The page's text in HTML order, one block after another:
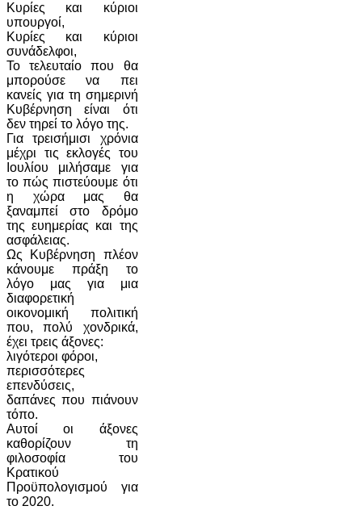
Κυρίες και κύριοι
υπουργοί,
Κυρίες και κύριοι
συνάδελφοι,
Το τελευταίο που θα
μπορούσε να πει
κανείς για τη σημερινή
Κυβέρνηση είναι ότι
δεν τηρεί το λόγο της.
Για τρεισήμισι χρόνια
μέχρι τις εκλογές του
Ιουλίου μιλήσαμε για
το πώς πιστεύουμε ότι
η χώρα μας θα
ξαναμπεί στο δρόμο
της ευημερίας και της
ασφάλειας.
Ως Κυβέρνηση πλέον
κάνουμε πράξη το
λόγο μας για μια
διαφορετική
οικονομική πολιτική
που, πολύ χονδρικά,
έχει τρεις άξονες:
λιγότεροι φόροι,
περισσότερες
επενδύσεις,
δαπάνες που πιάνουν
τόπο.
Αυτοί οι άξονες
καθορίζουν τη
φιλοσοφία του
Κρατικού
Προϋπολογισμού για
το 2020.